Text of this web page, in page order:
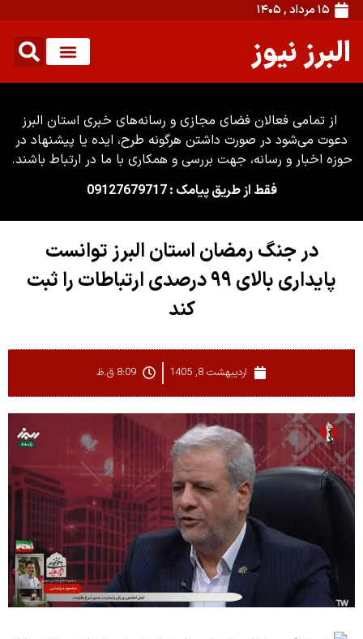
۱۵ مرداد , ۱۴۰۵
البرز نیوز
از تمامی فعالان فضای مجازی و رسانه‌های خبری استان البرز
دعوت می‌شود در صورت داشتن هرگونه طرح، ایده یا پیشنهاد در
حوزه اخبار و رسانه، جهت بررسی و همکاری با ما در ارتباط باشند.
فقط از طریق پیامک : 09127679717
در جنگ رمضان استان البرز توانست
پایداری بالای ۹۹ درصدی ارتباطات را ثبت
کند
اردیبهشت 8, 1405 8:09 ق.ظ